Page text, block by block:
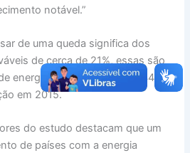
notável.”
de uma queda significa dos
de cerca de 21%, essas são
energia, respondendo por 44%
em 2015.
do estudo destacam que um
de países com a energia